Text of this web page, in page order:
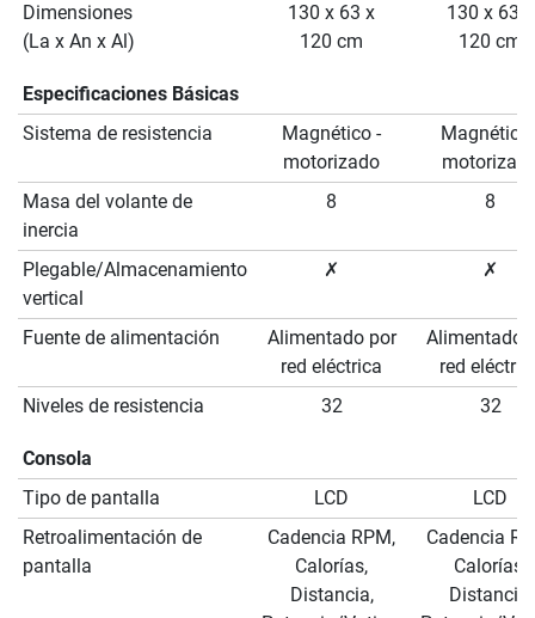
Dimensiones
(La x An x Al)
130 x 63 x
120 cm
130 x 63 x
120 cm
Especificaciones Básicas
Sistema de resistencia
Magnético -
motorizado
Magnético
Masa del volante de
inercia
8 8
Plegable/Almacenamiento
vertical
✗ ✗
Fuente de alimentación
Alimentado por
red eléctrica
Alimentado
red
Niveles de resistencia
32 32
Consola
Tipo de pantalla
LCD
LCD
Retroalimentación de
pantalla
Cadencia RPM,
Calorías,
Distancia,
Cadencia
Calorías,
Distancia,